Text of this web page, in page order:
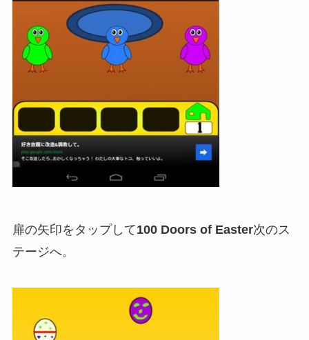
扉の矢印をタップして100 Doors of Easter次のス
テージへ。